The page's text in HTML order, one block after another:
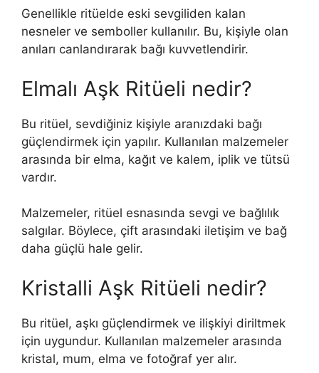
Genellikle ritüelde eski sevgiliden kalan
nesneler ve semboller kullanılır. Bu, kişiyle olan
anıları canlandırarak bağı kuvvetlendirir.
Elmalı Aşk Ritüeli nedir?
Bu ritüel, sevdiğiniz kişiyle aranızdaki bağı
güçlendirmek için yapılır. Kullanılan malzemeler
arasında bir elma, kağıt ve kalem, iplik ve tütsü
vardır.
Malzemeler, ritüel esnasında sevgi ve bağlılık
salgılar. Böylece, çift arasındaki iletişim ve bağ
daha güçlü hale gelir.
Kristalli Aşk Ritüeli nedir?
Bu ritüel, aşkı güçlendirmek ve ilişkiyi diriltmek
için uygundur. Kullanılan malzemeler arasında
kristal, mum, elma ve fotoğraf yer alır.